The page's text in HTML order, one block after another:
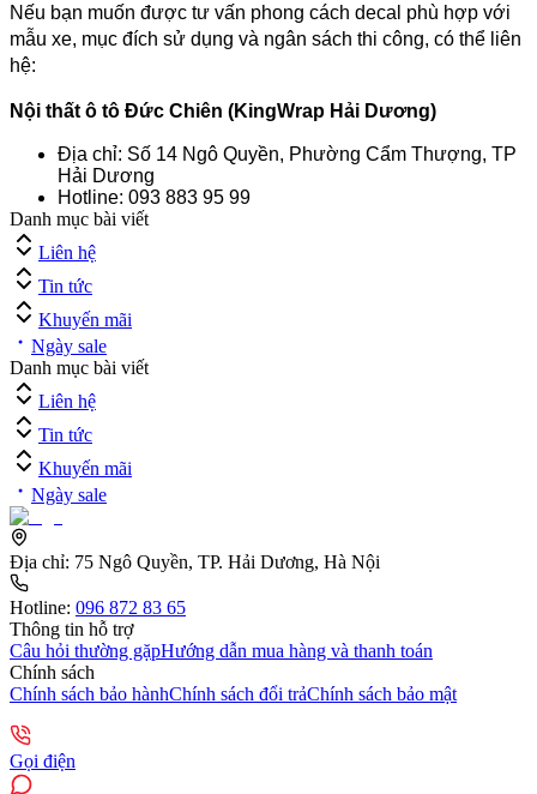
Nếu bạn muốn được tư vấn phong cách decal phù hợp với
mẫu xe, mục đích sử dụng và ngân sách thi công, có thể liên
hệ:
Nội thất ô tô Đức Chiên (KingWrap Hải Dương)
Địa chỉ: Số 14 Ngô Quyền, Phường Cẩm Thượng, TP
Hải Dương
Hotline: 093 883 95 99
Danh mục bài viết
Liên hệ
Tin tức
Khuyến mãi
Ngày sale
Danh mục bài viết
Liên hệ
Tin tức
Khuyến mãi
Ngày sale
Địa chỉ: 75 Ngô Quyền, TP. Hải Dương, Hà Nội
Hotline: 096 872 83 65
Thông tin hỗ trợ
Câu hỏi thường gặpHướng dẫn mua hàng và thanh toán
Chính sách
Chính sách bảo hànhChính sách đổi trảChính sách bảo mật
Gọi điện